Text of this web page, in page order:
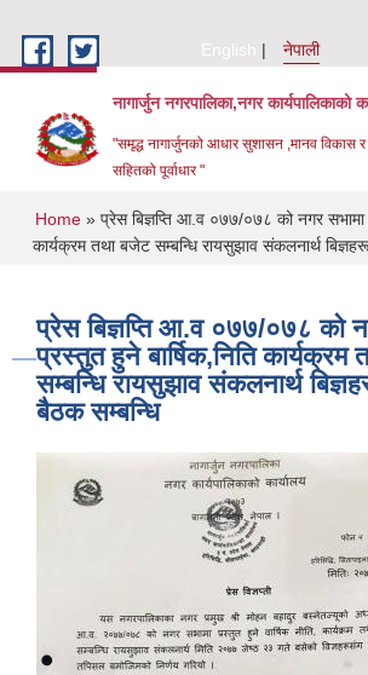
English
नेपाली
नागार्जुन नगरपालिका,नगर कार्यपालिकाको
"समृद्ध नागार्जुनको आधार सुशासन ,मानव विकास र
सहितको पूर्वाधार "
You are here
Home» प्रेस बिज्ञप्ति आ.व ०७७/०७८ को नगर सभामा
कार्यक्रम तथा बजेट सम्बन्धि रायसुझाव संकलनार्थ
प्रेस बिज्ञप्ति आ.व ०७७/०७८ को
प्रस्तुत हुने बार्षिक,निति कार्यक्रम
सम्बन्धि रायसुझाव संकलनार्थ
बैठक सम्बन्धि